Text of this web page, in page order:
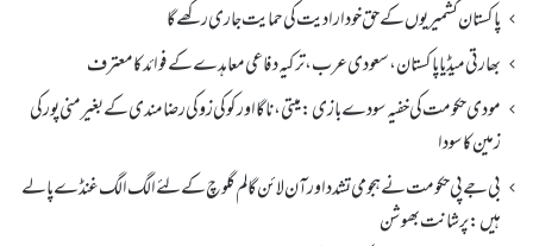
پاکستان کشمیریوں کے حق خودارادیت کی حمایت جاری رکھے گا
بھارتی میڈیا پاکستان، سعودی عرب، ترکیہ دفاعی معاہدے کے فوائد کا معترف
مودی حکومت کی خفیہ سودے بازی: میتی، ناگا اور کوکی زو کی رضامندی کے بغیر منی پور کی
زمین کا سودا
بی جے پی حکومت نے ہجومی تشدد اورآن لائن گالم گلوچ کے لئے الگ الگ غنڈے پالے
ہیں: پرشانت بھوشن